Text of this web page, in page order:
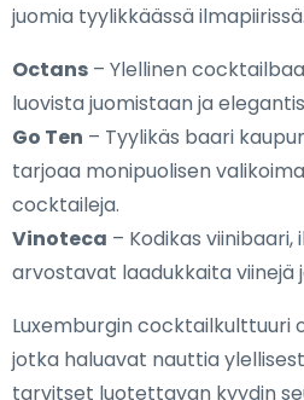
juomia tyylikkäässä ilmapiirissä.
Octans – Ylellinen
luovista juomistaan ja
Go Ten – Tyylikäs baari
tarjoaa monipuolisen
cocktaileja.
Vinoteca – Kodikas
arvostavat laadukkaita
Luxemburgin cocktailkulttuuri
jotka haluavat nauttia
tarvitset luotettavan kyydin